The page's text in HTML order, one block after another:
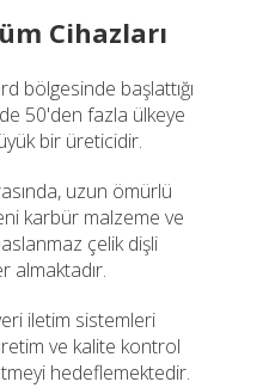
Cihazları
bölgesinde başlattığı
50'den fazla ülkeye
bir üreticidir.
uzun ömürlü
karbür malzeme ve
çelik dişli
almaktadır.
iletim sistemleri
ve kalite kontrol
hedeflemektedir.